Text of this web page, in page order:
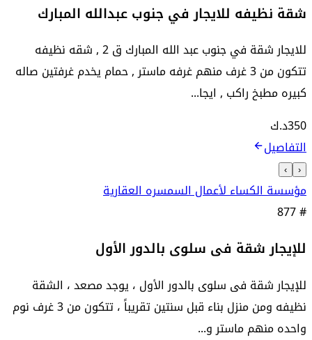
شقة نظيفه للايجار في جنوب عبدالله المبارك
للايجار شقة في جنوب عبد الله المبارك ق 2 , شقه نظيفه
تتكون من 3 غرف منهم غرفه ماستر , حمام يخدم غرفتين صاله
كبيره مطبخ راكب , ايجا...
350د.ك
التفاصيل
‹
›
مؤسسة الكساء لأعمال السمسره العقارية
877#
للإيجار شقة فى سلوى بالدور الأول
للإيجار شقة فى سلوى بالدور الأول ، يوجد مصعد ، الشقة
نظيفه ومن منزل بناء قبل سنتين تقريباً ، تتكون من 3 غرف نوم
واحده منهم ماستر و...